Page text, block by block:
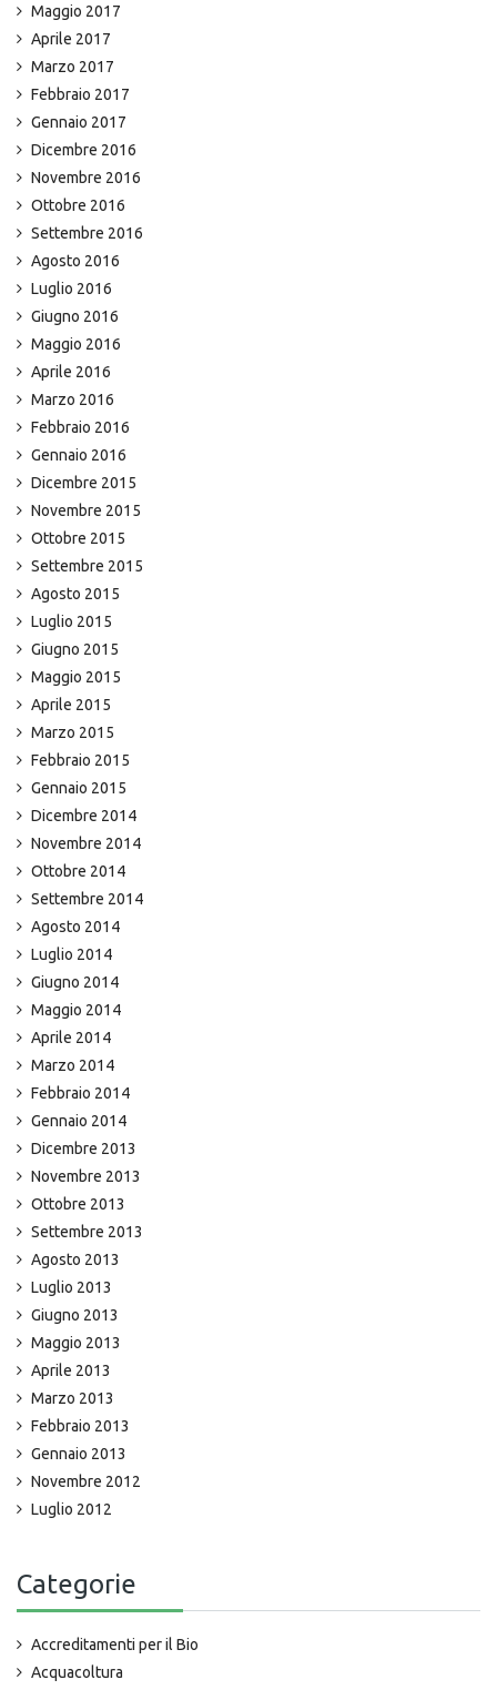
Maggio 2017
Aprile 2017
Marzo 2017
Febbraio 2017
Gennaio 2017
Dicembre 2016
Novembre 2016
Ottobre 2016
Settembre 2016
Agosto 2016
Luglio 2016
Giugno 2016
Maggio 2016
Aprile 2016
Marzo 2016
Febbraio 2016
Gennaio 2016
Dicembre 2015
Novembre 2015
Ottobre 2015
Settembre 2015
Agosto 2015
Luglio 2015
Giugno 2015
Maggio 2015
Aprile 2015
Marzo 2015
Febbraio 2015
Gennaio 2015
Dicembre 2014
Novembre 2014
Ottobre 2014
Settembre 2014
Agosto 2014
Luglio 2014
Giugno 2014
Maggio 2014
Aprile 2014
Marzo 2014
Febbraio 2014
Gennaio 2014
Dicembre 2013
Novembre 2013
Ottobre 2013
Settembre 2013
Agosto 2013
Luglio 2013
Giugno 2013
Maggio 2013
Aprile 2013
Marzo 2013
Febbraio 2013
Gennaio 2013
Novembre 2012
Luglio 2012
Categorie
Accreditamenti per il Bio
Acquacoltura